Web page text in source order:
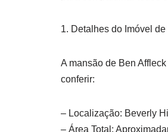
1. Detalhes do Imóvel de
A mansão de Ben
conferir:
– Localização: Beverly
– Área Total: